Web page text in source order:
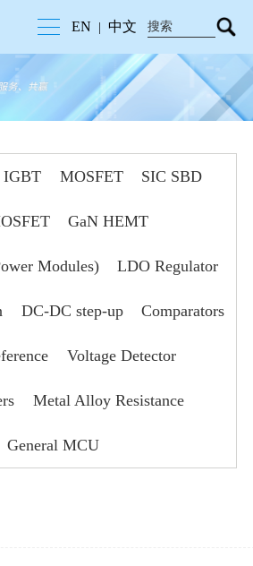
EN 中文
IGBT MOSFET SIC SBD
GaN HEMT
Modules) LDO Regulator
DC-DC step-up Comparators
Voltage Detector
Metal Alloy Resistance
General MCU